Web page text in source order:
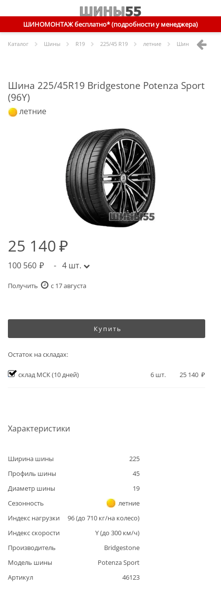
ШИНОМОНТАЖ бесплатно* (подробности у менеджера)
Каталог Шины R19 225/45 R19 летние Шины
Шина 225/45R19 Bridgestone Potenza Sport
(96Y)
летние
Характеристики
Ширина шины
225
Профиль шины
45
Диаметр шины
19
Сезонность
летние
Индекс нагрузки
96(до 710 кг/на колесо)
Индекс скорости
Y(до 300 км/ч)
Производитель
Bridgestone
Модель шины
Potenza Sport
Артикул
46123
25 140
100 560 - 4 шт.
Получить c 17 августа
Купить
Остаток на складах:
склад МСК(10 дней) 6 шт. 25 140